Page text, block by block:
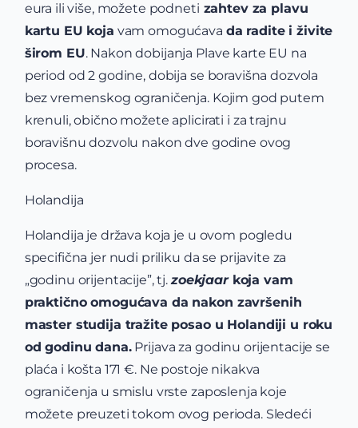
eura ili više, možete podneti zahtev za plavu
kartu EU koja vam omogućava da radite i živite
širom EU. Nakon dobijanja Plave karte EU na
period od 2 godine, dobija se boravišna dozvola
bez vremenskog ograničenja. Kojim god putem
krenuli, obično možete aplicirati i za trajnu
boravišnu dozvolu nakon dve godine ovog
procesa.
Holandija
Holandija je država koja je u ovom pogledu
specifična jer nudi priliku da se prijavite za
„godinu orijentacije”, tj.zoekjaarkoja vam
praktično omogućava da nakon završenih
master studija tražite posao u Holandiji u roku
od godinu dana.Prijava za godinu orijentacije se
plaća i košta 171 €. Ne postoje nikakva
ograničenja u smislu vrste zaposlenja koje
možete preuzeti tokom ovog perioda. Sledeći